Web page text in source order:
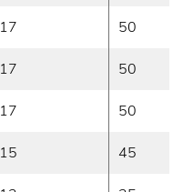
17 50
17 50
17 50
15 45